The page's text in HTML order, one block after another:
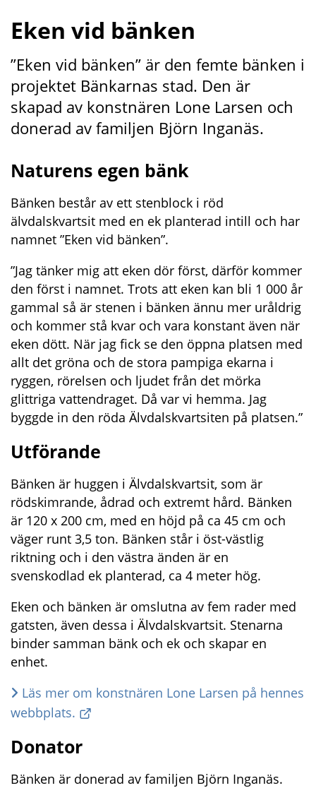
Eken vid bänken
”Eken vid bänken” är den femte bänken i
projektet Bänkarnas stad. Den är
skapad av konstnären Lone Larsen och
donerad av familjen Björn Inganäs.
Naturens egen bänk
Bänken består av ett stenblock i röd
älvdalskvartsit med en ek planterad intill och har
namnet ”Eken vid bänken”.
”Jag tänker mig att eken dör först, därför kommer
den först i namnet. Trots att eken kan bli 1 000 år
gammal så är stenen i bänken ännu mer uråldrig
och kommer stå kvar och vara konstant även när
eken dött. När jag fick se den öppna platsen med
allt det gröna och de stora pampiga ekarna i
ryggen, rörelsen och ljudet från det mörka
glittriga vattendraget. Då var vi hemma. Jag
byggde in den röda Älvdalskvartsiten på platsen.”
Utförande
Bänken är huggen i Älvdalskvartsit, som är
rödskimrande, ådrad och extremt hård. Bänken
är 120 x 200 cm, med en höjd på ca 45 cm och
väger runt 3,5 ton. Bänken står i öst-västlig
riktning och i den västra änden är en
svenskodlad ek planterad, ca 4 meter hög.
Eken och bänken är omslutna av fem rader med
gatsten, även dessa i Älvdalskvartsit. Stenarna
binder samman bänk och ek och skapar en
enhet.
Läs mer om konstnären Lone Larsen på hennes
webbplats.
Donator
Bänken är donerad av familjen Björn Inganäs.